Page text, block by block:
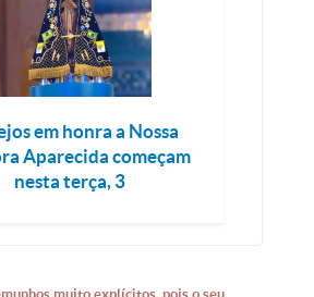
em honra a Nossa
Aparecida começam
nesta terça, 3